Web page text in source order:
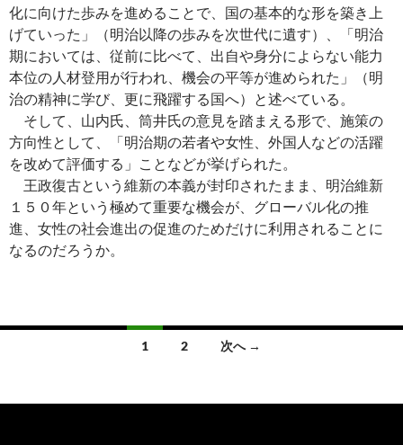
化に向けた歩みを進めることで、国の基本的な形を築き上
げていった」（明治以降の歩みを次世代に遺す）、「明治
期においては、従前に比べて、出自や身分によらない能力
本位の人材登用が行われ、機会の平等が進められた」（明
治の精神に学び、更に飛躍する国へ）と述べている。
そして、山内氏、筒井氏の意見を踏まえる形で、施策の
方向性として、「明治期の若者や女性、外国人などの活躍
を改めて評価する」ことなどが挙げられた。
王政復古という維新の本義が封印されたまま、明治維新
１５０年という極めて重要な機会が、グローバル化の推
進、女性の社会進出の促進のためだけに利用されることに
なるのだろうか。
ナ
1 2 次へ →